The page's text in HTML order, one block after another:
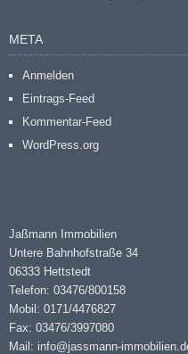
META
Anmelden
Eintrags-Feed
Kommentar-Feed
WordPress.org
Jaßmann Immobilien
Untere Bahnhofstraße 34
06333 Hettstedt
Telefon: 03476/800158
Mobil: 0171/4476827
Fax: 03476/3997080
Mail: info@jassmann-